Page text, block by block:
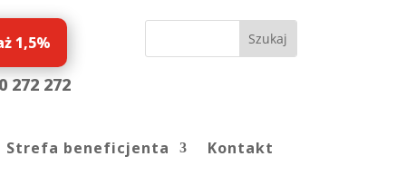
1,5%
272 272
Strefa beneficjenta Kontakt